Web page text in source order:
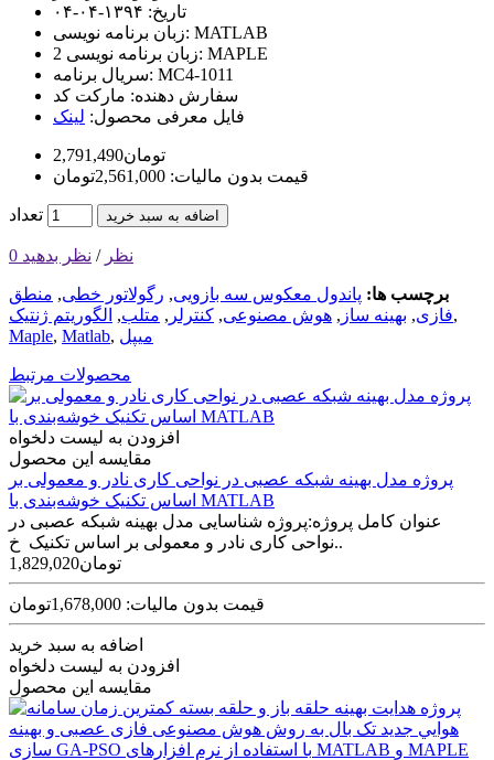
تاریخ: ۱۳۹۴-۰۴-۰۴
زبان برنامه نویسی: MATLAB
زبان برنامه نویسی 2: MAPLE
سریال برنامه: MC4-1011
سفارش دهنده: مارکت کد
فایل معرفی محصول: لینک
2,791,490تومان
قیمت بدون مالیات: 2,561,000تومان
تعداد اضافه به سبد خرید
0 نظر / نظر بدهید
برچسب ها: پاندول معکوس سه بازویی, رگولاتور خطی, منطق
فازی, بهینه ساز , هوش مصنوعی, کنترلر , متلب, الگوریتم ژنتیک
,
Maple, Matlab, میپل
محصولات مرتبط
افزودن به لیست دلخواه
مقایسه این محصول
پروژه مدل بهینه شبکه عصبی در نواحی کاری نادر و معمولی بر
اساس تکنیک خوشه‌بندی با MATLAB
عنوان کامل پروژه:پروژه شناسایی مدل بهینه شبکه عصبی در
نواحی کاری نادر و معمولی بر اساس تکنیک خ..
1,829,020تومان
قیمت بدون مالیات: 1,678,000تومان
اضافه به سبد خرید
افزودن به لیست دلخواه
مقایسه این محصول